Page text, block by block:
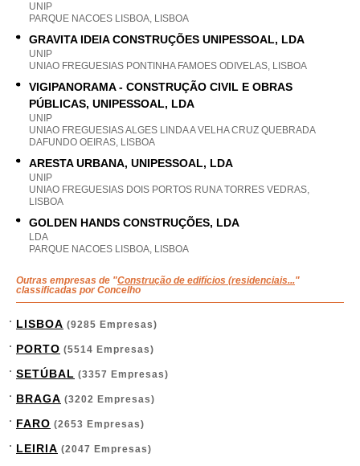
UNIP
PARQUE NACOES LISBOA, LISBOA
GRAVITA IDEIA CONSTRUÇÕES UNIPESSOAL, LDA
UNIP
UNIAO FREGUESIAS PONTINHA FAMOES ODIVELAS, LISBOA
VIGIPANORAMA - CONSTRUÇÃO CIVIL E OBRAS
PÚBLICAS, UNIPESSOAL, LDA
UNIP
UNIAO FREGUESIAS ALGES LINDA A VELHA CRUZ QUEBRADA
DAFUNDO OEIRAS, LISBOA
ARESTA URBANA, UNIPESSOAL, LDA
UNIP
UNIAO FREGUESIAS DOIS PORTOS RUNA TORRES VEDRAS,
LISBOA
GOLDEN HANDS CONSTRUÇÕES, LDA
LDA
PARQUE NACOES LISBOA, LISBOA
Outras empresas de "Construção de edifícios (residenciais..."
classificadas por Concelho
LISBOA (9285 Empresas)
PORTO (5514 Empresas)
SETÚBAL (3357 Empresas)
BRAGA (3202 Empresas)
FARO (2653 Empresas)
LEIRIA (2047 Empresas)